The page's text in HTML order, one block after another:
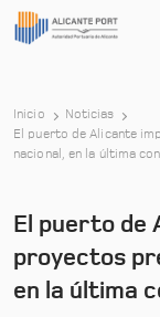
Inicio
Noticias
El puerto de Alicante
nacional, en la última
El puerto de
proyectos
en la última